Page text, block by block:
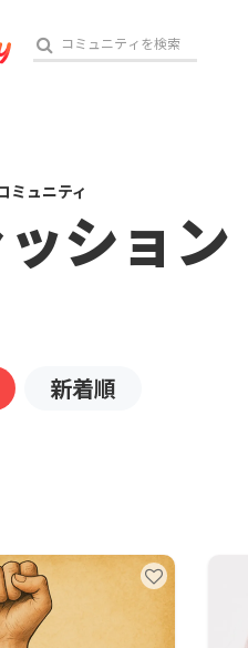
アート・写真
ビジネス・起業
ミュニティ
ション
新着順